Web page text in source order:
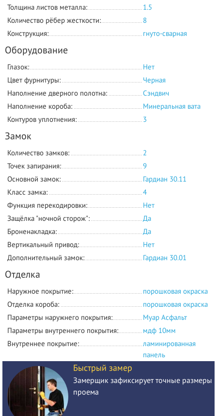
Толщина листов металла:
1.5
Количество рёбер жесткости:
8
Конструкция:
гнуто-сварная
Оборудование
Глазок:
Нет
Цвет фурнитуры:
Черная
Наполнение дверного полотна:
Сэндвич
Наполнение короба:
Минеральная вата
Контуров уплотнения:
3
Замок
Количество замков:
2
Точек запирания:
9
Основной замок:
Гардиан 30.11
Класс замка:
4
Функция перекодировки:
Нет
Защёлка "ночной сторож":
Да
Броненакладка:
Да
Вертикальный привод:
Нет
Дополнительный замок:
Гардиан 30.01
Отделка
Наружное покрытие:
порошковая окраска
Отделка короба:
порошковая окраска
Параметры наружнего покрытия:
Муар Асфальт
Параметры внутреннего покрытия:
мдф 10мм
Внутреннее покрытие:
ламинированная
панель
Быстрый замер
Замерщик зафиксирует точные размеры
проема